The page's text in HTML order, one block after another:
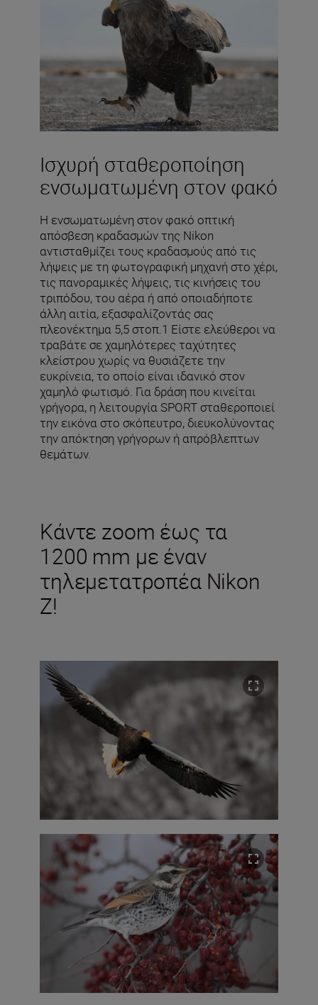
Ισχυρή σταθεροποίηση
ενσωματωμένη στον φακό
Η ενσωματωμένη στον φακό οπτική
απόσβεση κραδασμών της Nikon
αντισταθμίζει τους κραδασμούς από τις
λήψεις με τη φωτογραφική μηχανή στο χέρι,
τις πανοραμικές λήψεις, τις κινήσεις του
τριπόδου, του αέρα ή από οποιαδήποτε
άλλη αιτία, εξασφαλίζοντάς σας
πλεονέκτημα 5,5 στοπ.1 Είστε ελεύθεροι να
τραβάτε σε χαμηλότερες ταχύτητες
κλείστρου χωρίς να θυσιάζετε την
ευκρίνεια, το οποίο είναι ιδανικό στον
χαμηλό φωτισμό. Για δράση που κινείται
γρήγορα, η λειτουργία SPORT σταθεροποιεί
την εικόνα στο σκόπευτρο, διευκολύνοντας
την απόκτηση γρήγορων ή απρόβλεπτων
θεμάτων.
Κάντε zoom έως τα
1200 mm με έναν
τηλεμετατροπέα Nikon
Z!